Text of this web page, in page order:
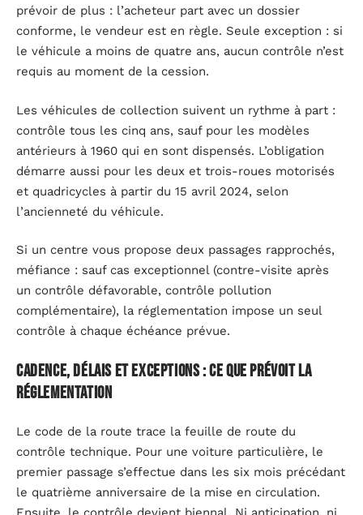
prévoir de plus : l’acheteur part avec un dossier
conforme, le vendeur est en règle. Seule exception : si
le véhicule a moins de quatre ans, aucun contrôle n’est
requis au moment de la cession.
Les véhicules de collection suivent un rythme à part :
contrôle tous les cinq ans, sauf pour les modèles
antérieurs à 1960 qui en sont dispensés. L’obligation
démarre aussi pour les deux et trois-roues motorisés
et quadricycles à partir du 15 avril 2024, selon
l’ancienneté du véhicule.
Si un centre vous propose deux passages rapprochés,
méfiance : sauf cas exceptionnel (contre-visite après
un contrôle défavorable, contrôle pollution
complémentaire), la réglementation impose un seul
contrôle à chaque échéance prévue.
Cadence, délais et exceptions : ce que prévoit la
réglementation
Le code de la route trace la feuille de route du
contrôle technique. Pour une voiture particulière, le
premier passage s’effectue dans les six mois précédant
le quatrième anniversaire de la mise en circulation.